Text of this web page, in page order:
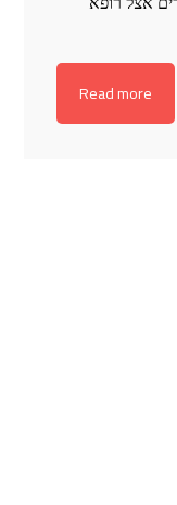
Read more